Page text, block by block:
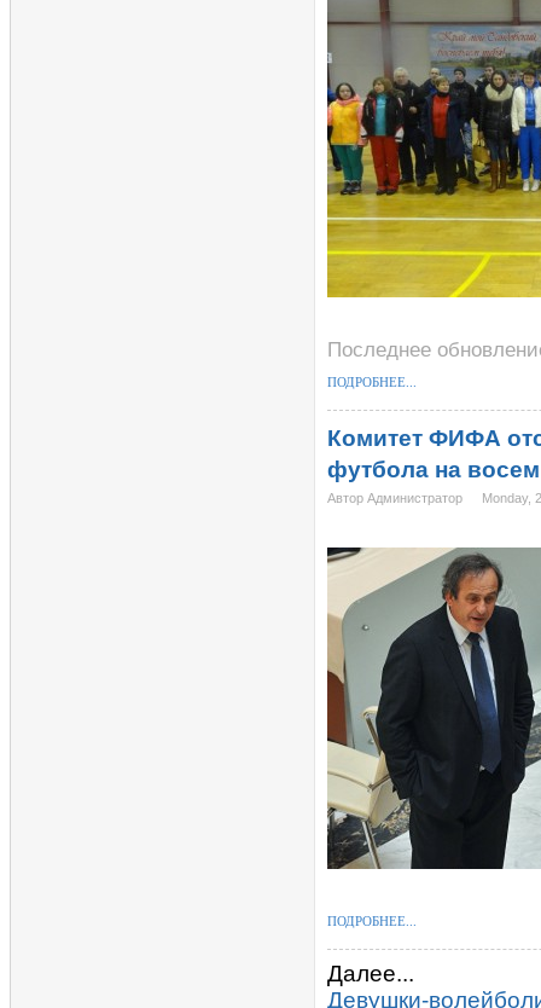
Последнее
ПОДРОБНЕЕ...
Комитет ФИФА
футбола на
Автор Администратор Monday,
ПОДРОБНЕЕ...
Далее...
Девушки-